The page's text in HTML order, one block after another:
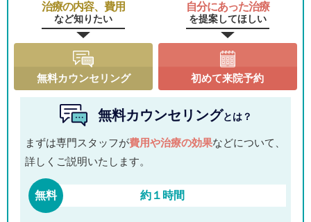
治療の内容、費用
など知りたい
自分にあった治療
を提案してほしい
無料カウンセリング 初めて来院予約
無料カウンセリングとは？
まずは専門スタッフが費用や治療の効果などについて、
詳しくご説明いたします。
無料 約１時間